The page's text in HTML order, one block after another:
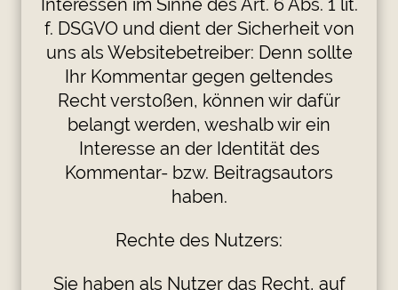
Interessen im Sinne des Art. 6 Abs. 1 lit.
f. DSGVO und dient der Sicherheit von
uns als Websitebetreiber: Denn sollte
Ihr Kommentar gegen geltendes
Recht verstoßen, können wir dafür
belangt werden, weshalb wir ein
Interesse an der Identität des
Kommentar- bzw. Beitragsautors
haben.
Rechte des Nutzers:
Sie haben als Nutzer das Recht, auf